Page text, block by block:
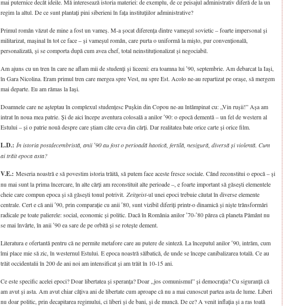
mai puternice decât ideile. Mă interesează istoria materiei: de exemplu, de ce peisajul administrativ diferă de la un
regim la altul. De ce sunt plantați pini siberieni în fața instituțiilor administrative?
Primul român văzut de mine a fost un vameș. M-a șocat diferența dintre vameșul sovietic – foarte impersonal și
militarizat, mașinal în tot ce face – și vameșul român, care purta o uniformă la mișto, pur convențională,
personalizată, și se comporta după cum avea chef, total neinstituționalizat și negociabil.
Am ajuns cu un tren în care ne aflam mii de studenți și liceeni: era toamna lui ʹ90, septembrie. Am debarcat la Iași,
în Gara Nicolina. Eram primul tren care mergea spre Vest, nu spre Est. Acolo ne-au repartizat pe orașe, să mergem
mai departe. Eu am rămas la Iași.
Doamnele care ne așteptau în complexul studențesc Pușkin din Copou ne-au întâmpinat cu: „Vin rușii!” Așa am
intrat în noua mea patrie. Și de aici începe aventura colosală a anilor ʹ90: o epocă dementă – un fel de western al
Estului – și o patrie nouă despre care știam câte ceva din cărți. Dar realitatea bate orice carte și orice film.
L.D.: În istoria postdecembristă, anii ʹ90 au fost o perioadă haotică, fertilă, nesigură, diversă și violentă. Cum
ai trăit epoca asta?
V.E.: Meseria noastră e să povestim istoria trăită, să putem face aceste fresce sociale. Când reconstitui o epocă – și
nu mai sunt la prima încercare, în alte cărți am reconstituit alte perioade –, e foarte important să găsești elementele
cheie care compun epoca și să găsești tonul potrivit. Zeitgeist-ul unei epoci trebuie căutat în diverse elemente
centrale. Cert e că anii ʹ90, prin comparație cu anii ʹ80, sunt vizibil diferiți printr-o dinamică și niște trănsformări
radicale pe toate palierele: social, economic și politic. Dacă în România anilor ʹ70-ʹ80 părea că planeta Pământ nu
se mai învârte, în anii ʹ90 ea sare de pe orbită și se rotește dement.
Literatura e ofertantă pentru că ne permite metafore care au putere de sinteză. La începutul anilor ʹ90, intrăm, cum
îmi place mie să zic, în westernul Estului. E epoca noastră sălbatică, de unde se începe canibalizarea totală. Ce au
trăit occidentalii în 200 de ani noi am intensificat și am trăit în 10-15 ani.
Ce este specific acelei epoci? Doar libertatea și speranța? Doar „jos comunismul” și democrația? Cu siguranță că
am avut și asta. Am avut chiar câțiva ani de libertate cum aproape că nu a mai cunoscut partea asta de lume. Liberi
nu doar politic, prin decapitarea regimului, ci liberi și de bani, și de muncă. De ce? A venit inflația și a ras toată